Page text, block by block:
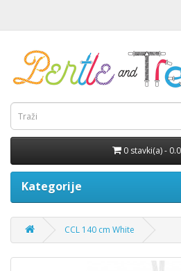
0 stavki(a) -
Kategorije
CCL 140 cm White